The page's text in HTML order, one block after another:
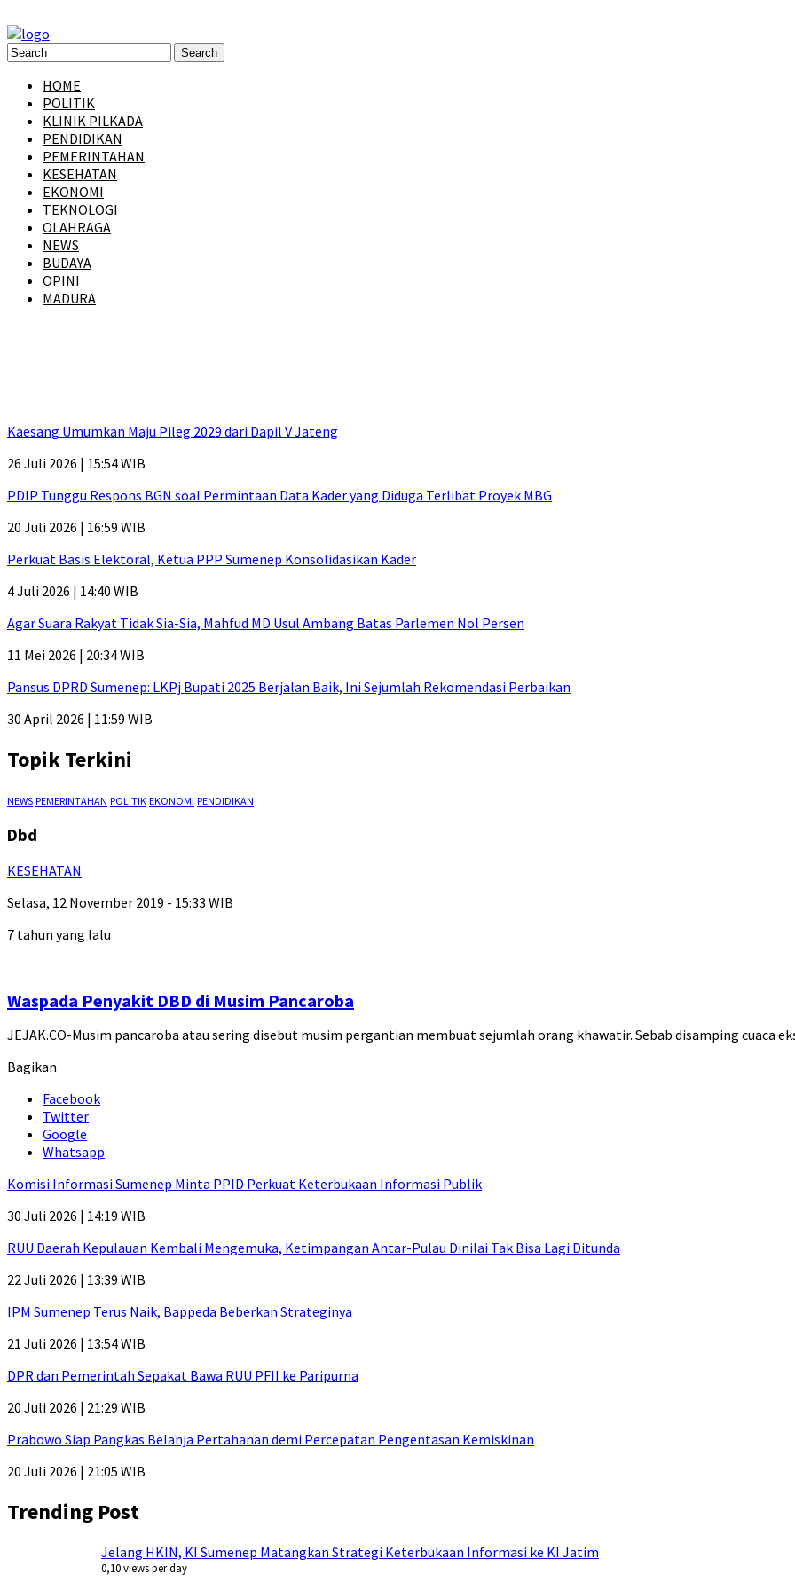
HOME
POLITIK
KLINIK PILKADA
PENDIDIKAN
PEMERINTAHAN
KESEHATAN
EKONOMI
TEKNOLOGI
OLAHRAGA
NEWS
BUDAYA
OPINI
MADURA
Kaesang Umumkan Maju Pileg 2029 dari Dapil V Jateng
26 Juli 2026 | 15:54 WIB
PDIP Tunggu Respons BGN soal Permintaan Data Kader yang Diduga Terlibat Proyek MBG
20 Juli 2026 | 16:59 WIB
Perkuat Basis Elektoral, Ketua PPP Sumenep Konsolidasikan Kader
4 Juli 2026 | 14:40 WIB
Agar Suara Rakyat Tidak Sia-Sia, Mahfud MD Usul Ambang Batas Parlemen Nol Persen
11 Mei 2026 | 20:34 WIB
Pansus DPRD Sumenep: LKPj Bupati 2025 Berjalan Baik, Ini Sejumlah Rekomendasi Perbaikan
30 April 2026 | 11:59 WIB
Topik Terkini
NEWS PEMERINTAHAN POLITIK EKONOMI PENDIDIKAN
Dbd
KESEHATAN
Selasa, 12 November 2019 - 15:33 WIB
7 tahun yang lalu
Waspada Penyakit DBD di Musim Pancaroba
JEJAK.CO-Musim pancaroba atau sering disebut musim pergantian membuat sejumlah orang khawatir. Sebab disamping cuaca
Bagikan
Facebook
Twitter
Google
Whatsapp
Komisi Informasi Sumenep Minta PPID Perkuat Keterbukaan Informasi Publik
30 Juli 2026 | 14:19 WIB
RUU Daerah Kepulauan Kembali Mengemuka, Ketimpangan Antar-Pulau Dinilai Tak Bisa Lagi Ditunda
22 Juli 2026 | 13:39 WIB
IPM Sumenep Terus Naik, Bappeda Beberkan Strateginya
21 Juli 2026 | 13:54 WIB
DPR dan Pemerintah Sepakat Bawa RUU PFII ke Paripurna
20 Juli 2026 | 21:29 WIB
Prabowo Siap Pangkas Belanja Pertahanan demi Percepatan Pengentasan Kemiskinan
20 Juli 2026 | 21:05 WIB
Trending Post
Jelang HKIN, KI Sumenep Matangkan Strategi Keterbukaan Informasi ke KI Jatim
0,10 views per day